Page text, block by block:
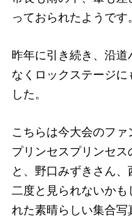
っておられたようです
昨年に引き続き、沿
なくロックステージに
した。
こちらは今大会のファ
プリンセスプリンセ
と、野口みずきさん
二度と見られないか
れた素晴らしい集合写